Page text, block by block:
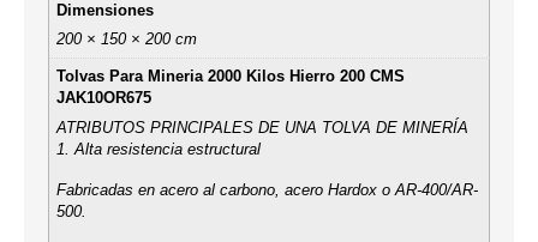
Dimensiones
200 × 150 × 200 cm
Tolvas Para Mineria 2000 Kilos Hierro 200 CMS
JAK10OR675
ATRIBUTOS PRINCIPALES DE UNA TOLVA DE MINERÍA
1. Alta resistencia estructural
Fabricadas en acero al carbono, acero Hardox o AR-400/AR-
500.